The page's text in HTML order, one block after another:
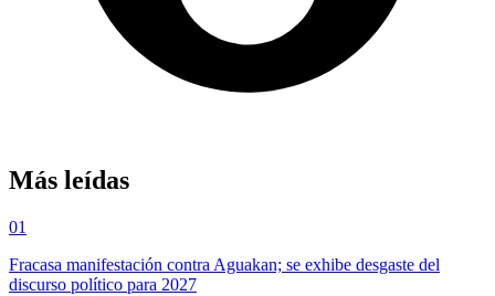
Más leídas
01
Fracasa manifestación contra Aguakan; se exhibe desgaste del
discurso político para 2027